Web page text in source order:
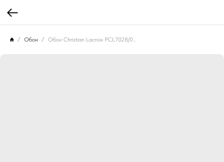
Обои Обои Christian Lacroix PCL7028/06 Herbariae Dore